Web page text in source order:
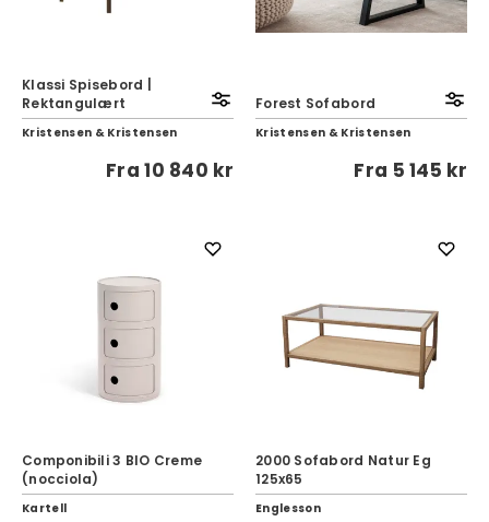
Klassi Spisebord |
Rektangulært
Kristensen & Kristensen
Fra10 840 kr
Forest Sofabord
Kristensen & Kristensen
Fra 5 145 kr
Componibili 3 BIO Creme
(nocciola)
Kartell
2000 Sofabord Natur Eg
125x65
Englesson